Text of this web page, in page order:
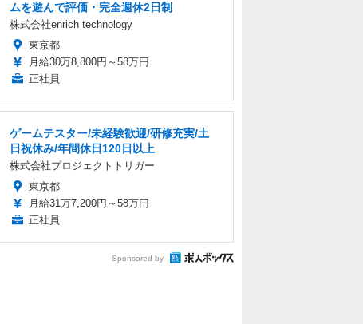
ムを遊んで評価・完全週休2日制
株式会社enrich technology
東京都
月給30万8,800円～58万円
正社員
ゲームテスター/未経験歓迎/研修充実/土
日祝休み/年間休日120日以上
株式会社プロジェクトトリガー
東京都
月給31万7,200円～58万円
正社員
Sponsored by